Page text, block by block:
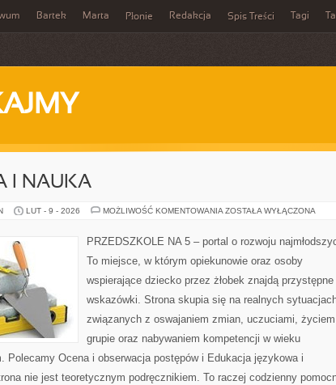
Bartek Marta Płonie Redakcja Spis Treści Tagi
I NAUKA
LUT - 9 - 2026 MOŻLIWOŚĆ KOMENTOWANIA EDUKACJA
ZOSTAŁA WYŁĄCZONA
PRZEDSZKOLE NA 5 – portal o rozwoju
To miejsce, w którym opiekunowie oraz osoby
wspierające dziecko przez żłobek znajdą przystępne
wskazówki. Strona skupia się na realnych
związanych z oswajaniem zmian, uczuciami,
grupie oraz nabywaniem kompetencji w wieku
Polecamy Ocena i obserwacja postępów i Edukacja językowa i
nie jest teoretycznym podręcznikiem. To raczej codzienny